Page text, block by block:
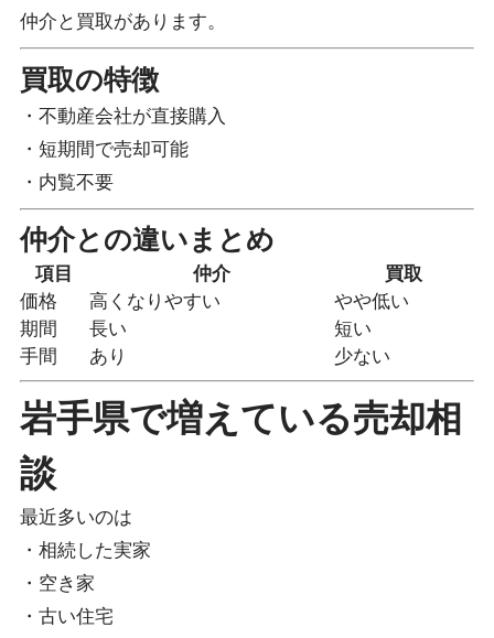
仲介と買取があります。
買取の特徴
・不動産会社が直接購入
・短期間で売却可能
・内覧不要
仲介との違いまとめ
項目 仲介
買取
価格
高くなりやすい
やや低い
期間
長い
短い
手間
あり 少ない
岩手県で増えている売却相
談
最近多いのは
・相続した実家
・空き家
・古い住宅